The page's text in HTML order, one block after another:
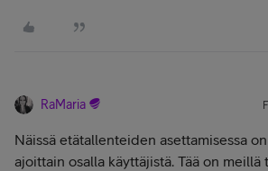
RaMaria
Näissä etätallenteiden asettamisessa
ajoittain osalla käyttäjistä. Tää on meillä